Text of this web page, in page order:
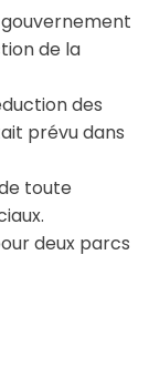
de la
des
prévu dans
toute
deux parcs